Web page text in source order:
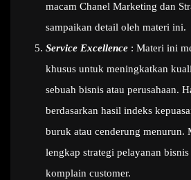
macam Chanel Marketing dan
sampaikan detail oleh materi ini.
Service Excellence : Materi ini
khusus untuk meningkatkan
sebuah bisnis atau perusahaan.
berdasarkan hasil indeks
buruk atau cenderung menurun.
lengkap strategi pelayanan
komplain customer.